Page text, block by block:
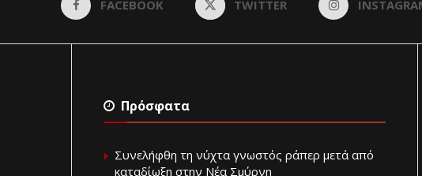
FACEBOOK TWITTER
Πρόσφατα
Συνελήφθη τη νύχτα γνωστός ράπερ μετά από
καταδίωξη στην Νέα Σμύρνη